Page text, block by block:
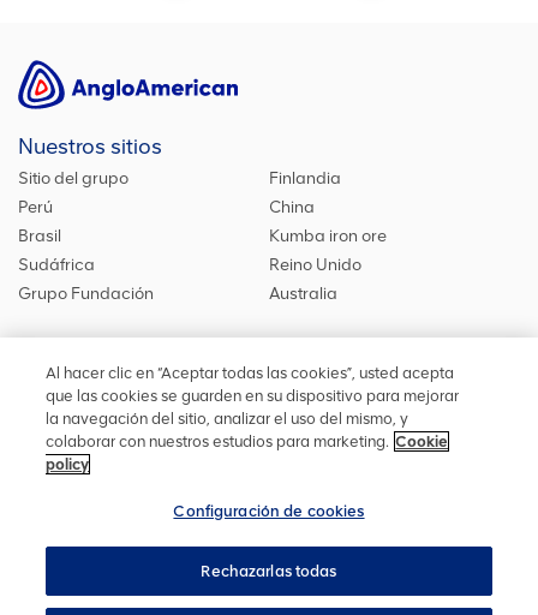
Nuestros sitios
Sitio del grupo
Finlandia
Perú
China
Brasil
Kumba iron ore
Sudáfrica
Reino Unido
Grupo Fundación
Australia
Síguenos
Mantente actualizado acerca de nuestras iniciativas o
contáctanossi quieres saber más de nosotros.
Accesibilidad
Términos y condiciones
Mapa del sitio
Cookies Configuración de cookies
Al hacer clic en “Aceptar todas las cookies”, usted acepta
que las cookies se guarden en su dispositivo para mejorar
la navegación del sitio, analizar el uso del mismo, y
colaborar con nuestros estudios para marketing. Cookie
policy
Configuración de cookies
Rechazarlas todas